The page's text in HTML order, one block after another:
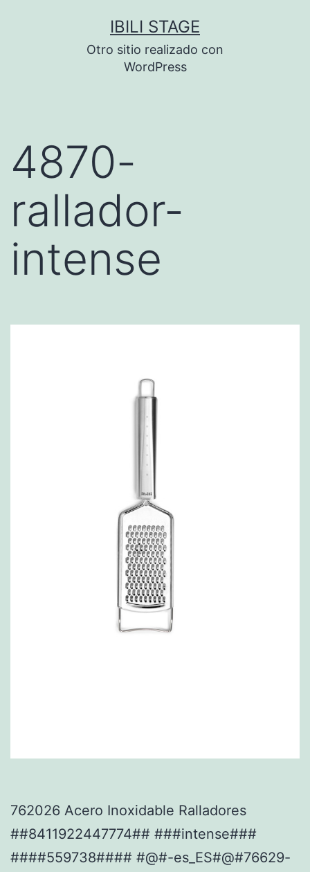
IBILI STAGE
Otro sitio realizado con
WordPress
4870-
rallador-
intense
762026 Acero Inoxidable Ralladores
##8411922447774## ###intense###
####559738#### #@#-es_ES#@#76629-